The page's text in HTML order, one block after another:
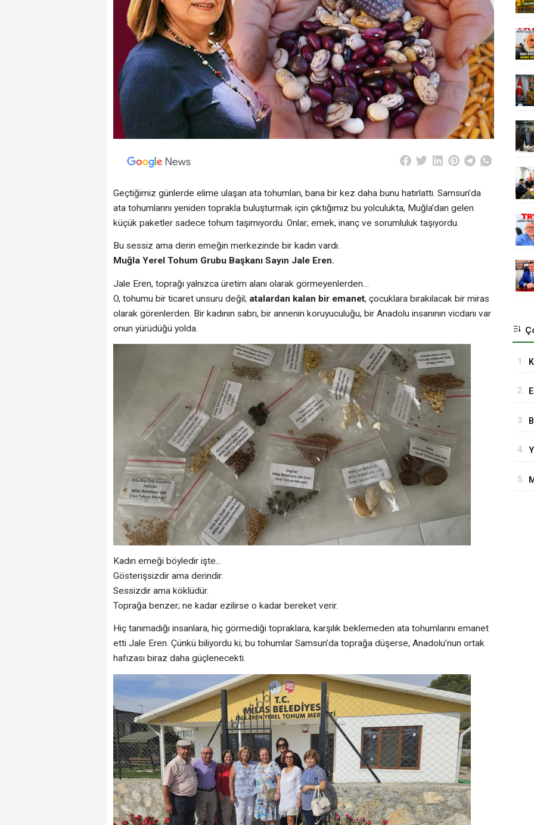
Geçtiğimiz günlerde elime ulaşan ata tohumları, bana bir kez daha bunu hatırlattı. Samsun’da
ata tohumlarını yeniden toprakla buluşturmak için çıktığımız bu yolculukta, Muğla’dan gelen
küçük paketler sadece tohum taşımıyordu. Onlar; emek, inanç ve sorumluluk taşıyordu.
Bu sessiz ama derin emeğin merkezinde bir kadın vardı.
Muğla Yerel Tohum Grubu Başkanı Sayın Jale Eren.
Jale Eren, toprağı yalnızca üretim alanı olarak görmeyenlerden…
O, tohumu bir ticaret unsuru değil; atalardan kalan bir emanet, çocuklara bırakılacak bir miras
olarak görenlerden. Bir kadının sabrı, bir annenin koruyuculuğu, bir Anadolu insanının vicdanı var
onun yürüdüğü yolda.
Kadın emeği böyledir işte…
Gösterişsizdir ama derindir.
Sessizdir ama köklüdür.
Toprağa benzer; ne kadar ezilirse o kadar bereket verir.
Hiç tanımadığı insanlara, hiç görmediği topraklara, karşılık beklemeden ata tohumlarını emanet
etti Jale Eren. Çünkü biliyordu ki; bu tohumlar Samsun’da toprağa düşerse, Anadolu’nun ortak
hafızası biraz daha güçlenecekti.
1.
2.
3.
4.
5.